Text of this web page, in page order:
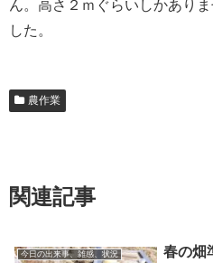
ん。高さ２ｍぐらいしかあり
した。
農作業
関連記事
今日の出来事、雑感、状況 春の畑